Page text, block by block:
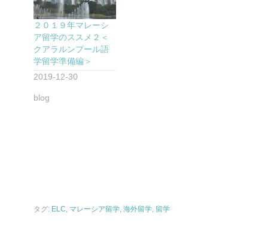
２０１９年マレーシ
ア留学のススメ２＜
クアラルンプール語
学留学準備編＞
2019-12-30
blog
タグ: ELC, マレーシア留学, 海外留学, 留学